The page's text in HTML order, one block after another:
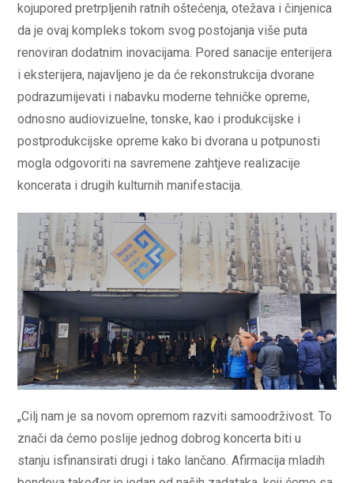
kojupored pretrpljenih ratnih oštećenja, otežava i činjenica
da je ovaj kompleks tokom svog postojanja više puta
renoviran dodatnim inovacijama. Pored sanacije enterijera
i eksterijera, najavljeno je da će rekonstrukcija dvorane
podrazumijevati i nabavku moderne tehničke opreme,
odnosno audiovizuelne, tonske, kao i produkcijske i
postprodukcijske opreme kako bi dvorana u potpunosti
mogla odgovoriti na savremene zahtjeve realizacije
koncerata i drugih kulturnih manifestacija.
„Cilj nam je sa novom opremom razviti samoodrživost. To
znači da ćemo poslije jednog dobrog koncerta biti u
stanju isfinansirati drugi i tako lančano. Afirmacija mladih